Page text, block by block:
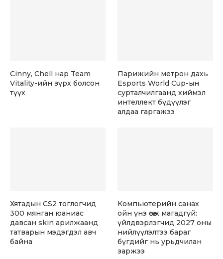
Cinny, Chell нар Team
Vitality-ийн зүрх болсон
түүх
Парижийн метрон дахь
Esports World Cup-ын
сурталчилгаанд хиймэл
интеллект бүдүүлэг
алдаа гаргажээ
Хятадын CS2 тоглогчид
300 мянган юаниас
давсан skin арилжаанд
татварын мэдэгдэл авч
байна
Компьютерийн санах
ойн үнэ өсөж магадгүй:
үйлдвэрлэгчид 2027 оны
нийлүүлэлтээ бараг
бүгдийг нь урьдчилан
заржээ